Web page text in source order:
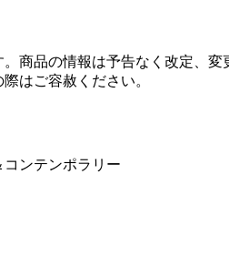
商品の情報は予告なく改定、
はご容赦ください。
ンテンポラリー